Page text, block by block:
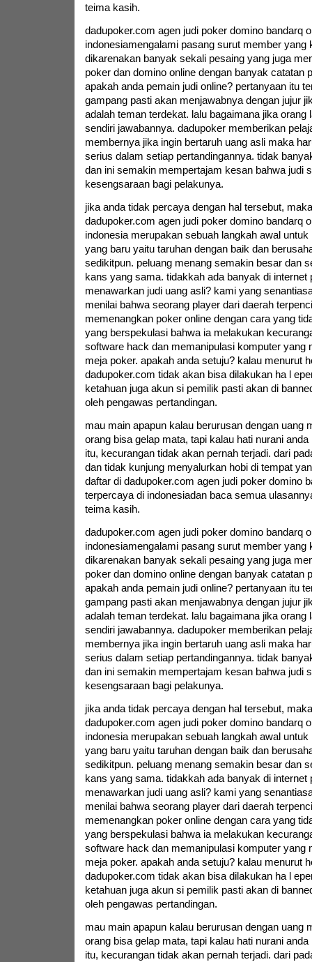
teima kasih.
dadupoker.com agen judi poker domino bandarq
indonesiamengalami pasang surut member yang
dikarenakan banyak sekali pesaing yang juga
poker dan domino online dengan banyak catatan
apakah anda pemain judi online? pertanyaan itu
gampang pasti akan menjawabnya dengan jujur
adalah teman terdekat. lalu bagaimana jika orang
sendiri jawabannya. dadupoker memberikan
membernya jika ingin bertaruh uang asli maka
serius dalam setiap pertandingannya. tidak
dan ini semakin mempertajam kesan bahwa judi
kesengsaraan bagi pelakunya.
jika anda tidak percaya dengan hal tersebut,
dadupoker.com agen judi poker domino bandarq
indonesia merupakan sebuah langkah awal
yang baru yaitu taruhan dengan baik dan
sedikitpun. peluang menang semakin besar dan
kans yang sama. tidakkah ada banyak di internet
menawarkan judi uang asli? kami yang
menilai bahwa seorang player dari daerah
memenangkan poker online dengan cara yang
yang berspekulasi bahwa ia melakukan
software hack dan memanipulasi komputer yang
meja poker. apakah anda setuju? kalau menurut
dadupoker.com tidak akan bisa dilakukan ha l
ketahuan juga akun si pemilik pasti akan di
oleh pengawas pertandingan.
mau main apapun kalau berurusan dengan uang
orang bisa gelap mata, tapi kalau hati nurani
itu, kecurangan tidak akan pernah terjadi. dari
dan tidak kunjung menyalurkan hobi di tempat
daftar di dadupoker.com agen judi poker domino
terpercaya di indonesiadan baca semua
teima kasih.
dadupoker.com agen judi poker domino bandarq
indonesiamengalami pasang surut member yang
dikarenakan banyak sekali pesaing yang juga
poker dan domino online dengan banyak catatan
apakah anda pemain judi online? pertanyaan itu
gampang pasti akan menjawabnya dengan jujur
adalah teman terdekat. lalu bagaimana jika orang
sendiri jawabannya. dadupoker memberikan
membernya jika ingin bertaruh uang asli maka
serius dalam setiap pertandingannya. tidak
dan ini semakin mempertajam kesan bahwa judi
kesengsaraan bagi pelakunya.
jika anda tidak percaya dengan hal tersebut,
dadupoker.com agen judi poker domino bandarq
indonesia merupakan sebuah langkah awal
yang baru yaitu taruhan dengan baik dan
sedikitpun. peluang menang semakin besar dan
kans yang sama. tidakkah ada banyak di internet
menawarkan judi uang asli? kami yang
menilai bahwa seorang player dari daerah
memenangkan poker online dengan cara yang
yang berspekulasi bahwa ia melakukan
software hack dan memanipulasi komputer yang
meja poker. apakah anda setuju? kalau menurut
dadupoker.com tidak akan bisa dilakukan ha l
ketahuan juga akun si pemilik pasti akan di
oleh pengawas pertandingan.
mau main apapun kalau berurusan dengan uang
orang bisa gelap mata, tapi kalau hati nurani
itu, kecurangan tidak akan pernah terjadi. dari